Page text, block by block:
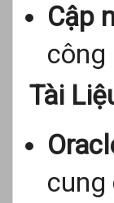
Cập
công
Tài
cung